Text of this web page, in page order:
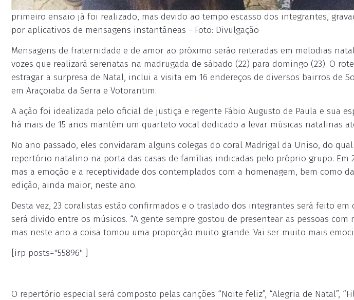
primeiro ensaio já foi realizado, mas devido ao tempo escasso dos integrantes,
por aplicativos de mensagens instantâneas - Foto: Divulgação
Mensagens de fraternidade e de amor ao próximo serão reiteradas em melodias
vozes que realizará serenatas na madrugada de sábado (22) para domingo (23). O
estragar a surpresa de Natal, inclui a visita em 16 endereços de diversos bairros de
em Araçoiaba da Serra e Votorantim.
A ação foi idealizada pelo oficial de justiça e regente Fábio Augusto de Paula e sua
há mais de 15 anos mantém um quarteto vocal dedicado a levar músicas natalinas
No ano passado, eles convidaram alguns colegas do coral Madrigal da Uniso, do
repertório natalino na porta das casas de famílias indicadas pelo próprio grupo. Em
mas a emoção e a receptividade dos contemplados com a homenagem, bem como
edição, ainda maior, neste ano.
Desta vez, 23 coralistas estão confirmados e o traslado dos integrantes será feito
será divido entre os músicos. “A gente sempre gostou de presentear as pessoas com
mas neste ano a coisa tomou uma proporção muito grande. Vai ser muito mais
[irp posts="55896" ]
O repertório especial será composto pelas canções “Noite feliz”, “Alegria de Natal”,